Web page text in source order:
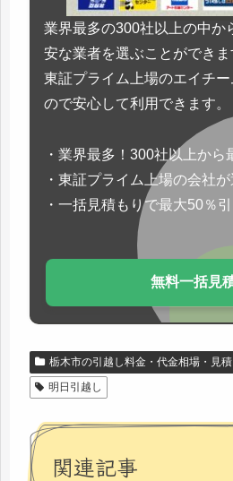
業界最多の300社以上の中か
安な業者を選ぶことができま
東証プライム上場のエイチ
ので安心して利用できます。
・業界最多！300社以上から
・東証プライム上場の会社
・一括見積もりで最大50％
無料一括見
栃木市の引越し料金・代金相場・見
明日引越し
関連記事